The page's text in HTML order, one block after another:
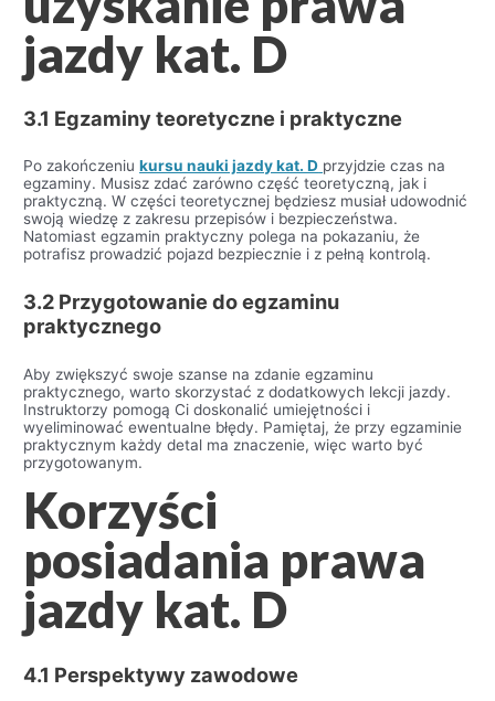
jazdy kat. D
3.1 Egzaminy teoretyczne i praktyczne
Po zakończeniukursu nauki jazdy kat. D przyjdzie czas na
egzaminy. Musisz zdać zarówno część teoretyczną, jak i
praktyczną. W części teoretycznej będziesz musiał udowodnić
swoją wiedzę z zakresu przepisów i bezpieczeństwa.
Natomiast egzamin praktyczny polega na pokazaniu, że
potrafisz prowadzić pojazd bezpiecznie i z pełną kontrolą.
3.2 Przygotowanie do egzaminu
praktycznego
Aby zwiększyć swoje szanse na zdanie egzaminu
praktycznego, warto skorzystać z dodatkowych lekcji jazdy.
Instruktorzy pomogą Ci doskonalić umiejętności i
wyeliminować ewentualne błędy. Pamiętaj, że przy egzaminie
praktycznym każdy detal ma znaczenie, więc warto być
przygotowanym.
Korzyści
posiadania prawa
jazdy kat. D
4.1 Perspektywy zawodowe